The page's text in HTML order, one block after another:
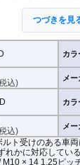
高く、多くの車種
は下記の適合検
: M10のボルト受け
け部分が下記のい
ピッチ / M10 × 14
: M8のボルト受け
つづきを見
カラ
込) メ
カラ
込) メ
ト受けのある車両
れかに対応してい
M10 × 14 1.25ピッ